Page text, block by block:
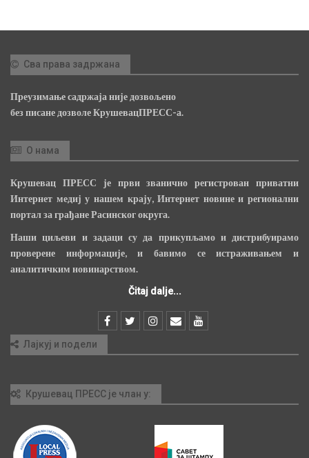
Сва права задржана
Преузимање садржаја није дозвољено
без писане дозволе КрушевацПРЕСС-а.
О нама
Крушевац ПРЕСС је први званично регистрован приватни
Интернет медиј у нашем крају, Интернет новине и регионални
портал за грађане Расинског округа.
Наши циљеви и задаци су да прикупљамо и дистрибуирамо
проверене информације, и бавимо се истраживањем и
аналитичким новинарством.
Čitaj dalje...
Лајкуј и подели
Крушевац ПРЕСС је члан у: